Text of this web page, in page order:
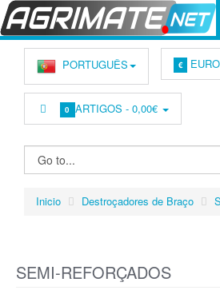
PORTUGUÊS € EURO
0 ARTIGOS -0,00€
Inicio Destroçadores de Braço
SEMI-REFORÇADOS